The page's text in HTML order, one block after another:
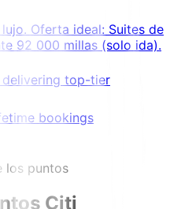
Oferta ideal: Suites de
92 000 millas (solo ida).
delivering top-tier
bookings
los puntos
Citi